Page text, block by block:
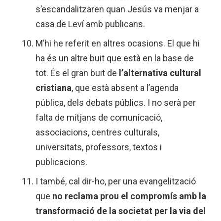
s’escandalitzaren quan Jesús va menjar a
casa de Leví amb publicans.
M’hi he referit en altres ocasions. El que hi
ha és un altre buit que està en la base de
tot. És el gran buit de l’alternativa cultural
cristiana, que està absent a l’agenda
pública, dels debats públics. I no serà per
falta de mitjans de comunicació,
associacions, centres culturals,
universitats, professors, textos i
publicacions.
I també, cal dir-ho, per una evangelització
que no reclama prou el compromís amb la
transformació de la societat per la via del